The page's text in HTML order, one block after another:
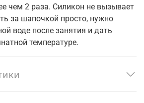
чем 2 раза. Силикон не вызывает
за шапочкой просто, нужно
воде после занятия и дать
температуре.